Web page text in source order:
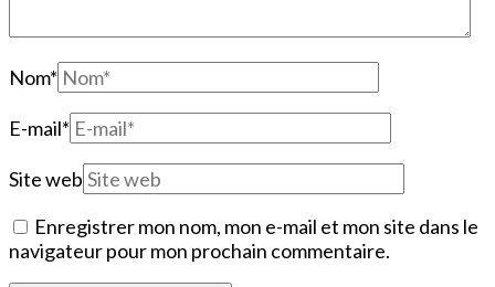
Nom*
E-mail*
Site web
Enregistrer mon nom, mon e-mail et mon site dans le
navigateur pour mon prochain commentaire.